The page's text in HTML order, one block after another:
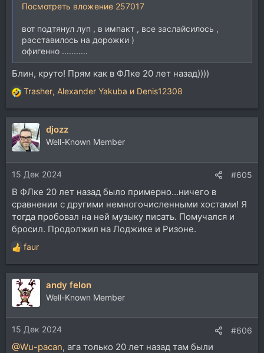
Посмотреть вложение 257017
вот подтянул луп , в импакт , все заслайсилось ,
расставилось на дорожки )
офигенно ...........
Блин, круто! Прям как в ФЛке 20 лет назад))))
Р
е
а
к
ц
и
и
:
Trasher, Alexander Yakuba и Denis12308
djozz
Well-Known Member
15 Дек 2024 #605
В ФЛке 20 лет назад было примерно…ничего в
сравнении с другими немногочисленными хостами! Я
тогда пробовал на ней музыку писать. Помучался и
бросил. Продолжил на Лоджике и Ризоне.
Р
е
а
и
и
:
faur
andy felon
Well-Known Member
15 Дек 2024 #606
@Wu-pacan, ага только 20 лет назад там были